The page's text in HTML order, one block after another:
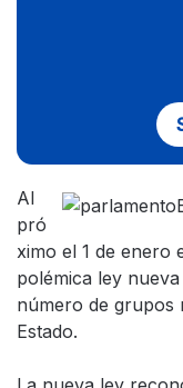
Al
pró
ximo el 1 de enero
polémica ley
número de grupos
Estado.